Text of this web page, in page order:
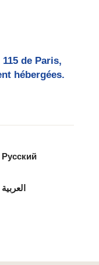
de Paris,
hébergées.
Русский
العربية